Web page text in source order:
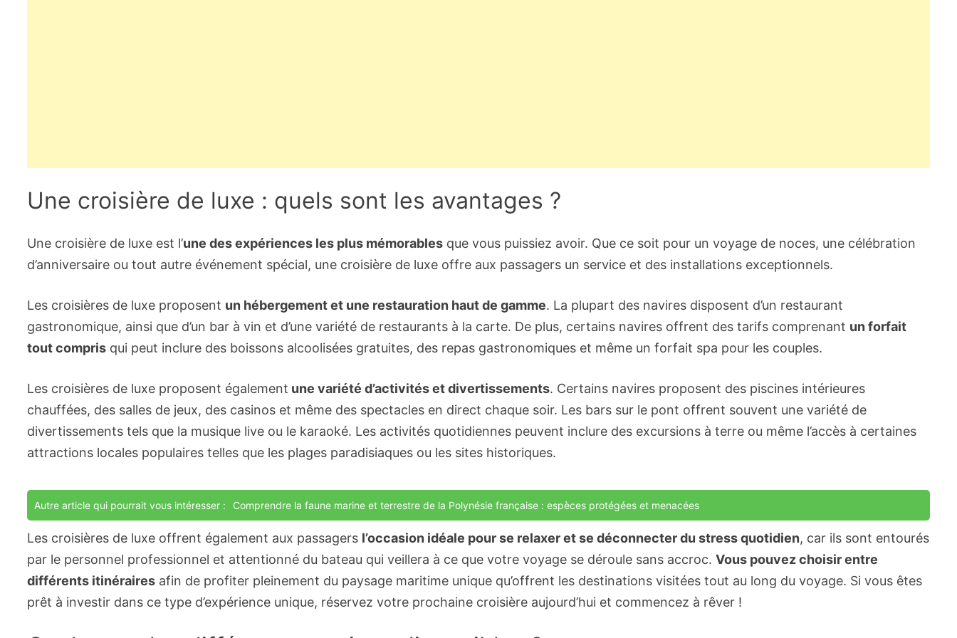
Une croisière de luxe : quels sont les avantages ?
Une croisière de luxe est l’une des expériences les plus mémorables que vous puissiez avoir. Que ce soit pour un voyage de noces, une célébration
d’anniversaire ou tout autre événement spécial, une croisière de luxe offre aux passagers un service et des installations exceptionnels.
Les croisières de luxe proposent un hébergement et une restauration haut de gamme. La plupart des navires disposent d’un restaurant
gastronomique, ainsi que d’un bar à vin et d’une variété de restaurants à la carte. De plus, certains navires offrent des tarifs comprenant un forfait
tout compris qui peut inclure des boissons alcoolisées gratuites, des repas gastronomiques et même un forfait spa pour les couples.
Les croisières de luxe proposent également une variété d’activités et divertissements. Certains navires proposent des piscines intérieures
chauffées, des salles de jeux, des casinos et même des spectacles en direct chaque soir. Les bars sur le pont offrent souvent une variété de
divertissements tels que la musique live ou le karaoké. Les activités quotidiennes peuvent inclure des excursions à terre ou même l’accès à certaines
attractions locales populaires telles que les plages paradisiaques ou les sites historiques.
Autre article qui pourrait vous intéresser : Comprendre la faune marine et terrestre de la Polynésie française : espèces protégées et menacées
Les croisières de luxe offrent également aux passagers l’occasion idéale pour se relaxer et se déconnecter du stress quotidien, car ils sont entourés
par le personnel professionnel et attentionné du bateau qui veillera à ce que votre voyage se déroule sans accroc.Vous pouvez choisir entre
différents itinéraires afin de profiter pleinement du paysage maritime unique qu’offrent les destinations visitées tout au long du voyage. Si vous êtes
prêt à investir dans ce type d’expérience unique, réservez votre prochaine croisière aujourd’hui et commencez à rêver !